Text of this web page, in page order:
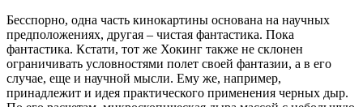
Бесспорно, одна часть кинокартины основана на научных
предположениях, другая – чистая фантастика. Пока
фантастика. Кстати, тот же Хокинг также не склонен
ограничивать условностями полет своей фантазии, а в его
случае, еще и научной мысли. Ему же, например,
принадлежит и идея практического применения черных дыр.